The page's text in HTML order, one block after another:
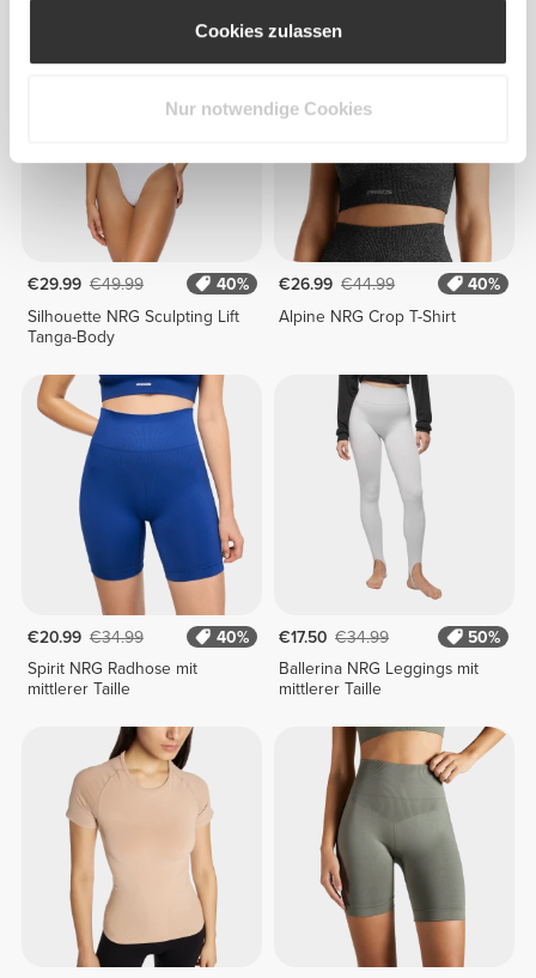
Cookies zulassen
Nur notwendige Cookies
€29.99 €49.99
40%
Silhouette NRG Sculpting Lift
Tanga-Body
€26.99 €44.99
40%
Alpine NRG Crop T-Shirt
€20.99 €34.99
40%
Spirit NRG Radhose mit
mittlerer Taille
€17.50 €34.99
50%
Ballerina NRG Leggings mit
mittlerer Taille